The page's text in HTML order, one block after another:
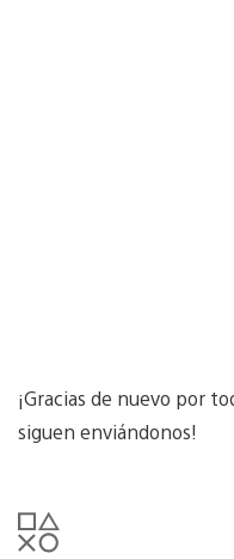
¡Gracias de nuevo por
siguen enviándonos!